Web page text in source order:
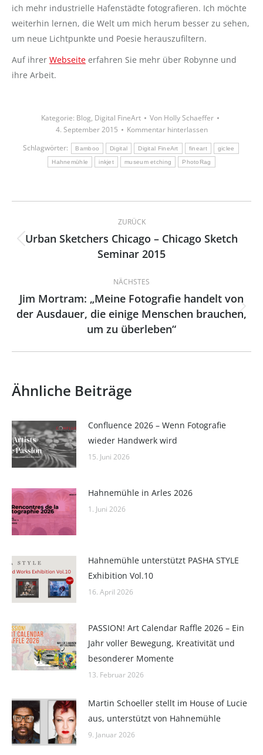
ich mehr industrielle Hafenstädte fotografieren. Ich möchte
weiterhin lernen, die Welt um mich herum besser zu sehen,
um neue Lichtpunkte und Poesie herauszufiltern.
Auf ihrer Webseite erfahren Sie mehr über Robynne und
ihre Arbeit.
Kategorie: Blog, Digital FineArt Von Holly Schaeffer
4. September 2015
Kommentar hinterlassen
Schlagwörter:
Bamboo Digital Digital FineArt fineart giclee
Hahnemühle inkjet museum etching PhotoRag
Kommentarnavigation
ZURÜCK
Vorheriger
Beitrag:
Urban Sketchers Chicago – Chicago Sketch
Seminar 2015
NÄCHSTES
Nächster
Beitrag:
Jim Mortram: „Meine Fotografie handelt von
der Ausdauer, die einige Menschen brauchen,
um zu überleben“
Ähnliche Beiträge
Confluence 2026 – Wenn Fotografie
wieder Handwerk wird
15. Juni 2026
Hahnemühle in Arles 2026
1. Juni 2026
Hahnemühle unterstützt PASHA STYLE
Exhibition Vol.10
16. April 2026
PASSION! Art Calendar Raffle 2026 – Ein
Jahr voller Bewegung, Kreativität und
besonderer Momente
13. Februar 2026
Martin Schoeller stellt im House of Lucie
aus, unterstützt von Hahnemühle
9. Januar 2026